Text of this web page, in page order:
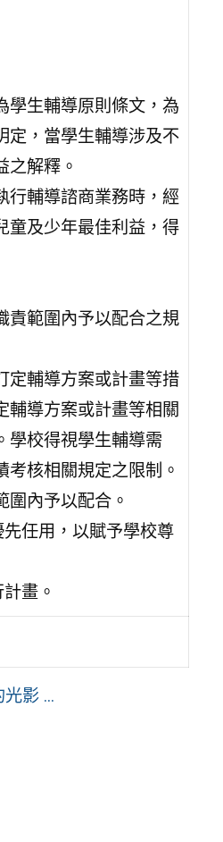
學生輔導原則條文，為
定，當學生輔導涉及不
之解釋。
行輔導諮商業務時，經
童及少年最佳利益，得
責範圍內予以配合之規
定輔導方案或計畫等措
輔導方案或計畫等相關
學校得視學生輔導需
核相關規定之限制。
內予以配合。
任用，以賦予學校尊
畫。
影 ...